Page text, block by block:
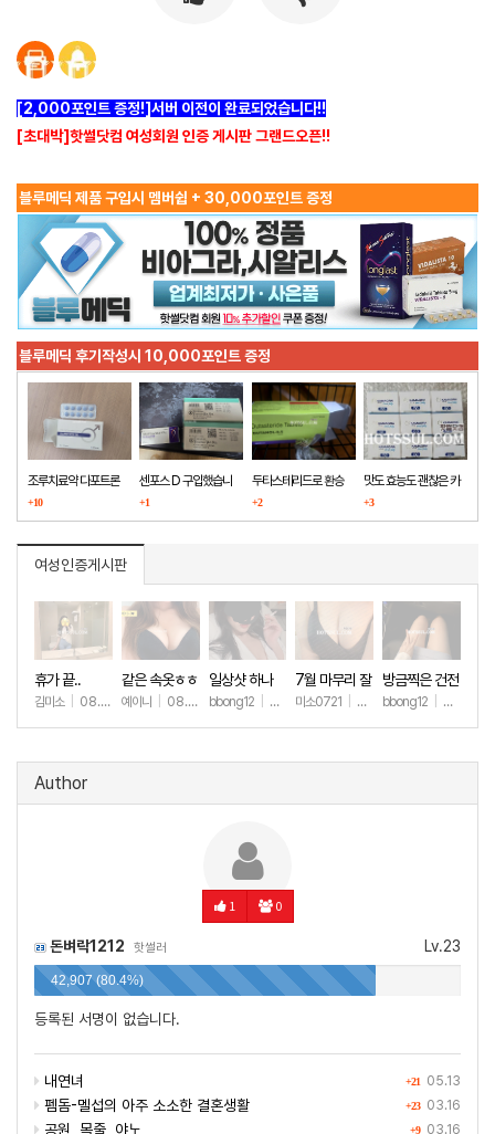
[2,000포인트 증정!]서버 이전이 완료되었습니다!!
[초대박]핫썰닷컴 여성회원 인증 게시판 그랜드오픈!!
블루메딕 제품 구입시 멤버쉽 + 30,000포인트 증정
블루메딕 후기작성시 10,000포인트 증정
조루치료약 다포트론
구매했습니다
+10
센포스 D 구입했습니
다
+1
두타스테리드로 환승
+2
맛도 효능도 괜찮은 카
마그라
+3
여성인증게시판
휴가 끝..
김미소 08.07 +169
같은 속옷ㅎㅎ
예이니 08.04 +68
일상샷 하나
bbong12 07.31+90
7월 마무리 잘
하세요🫶
미소0721 07.31+259
방금찍은 건전
한 일상샷
bbong12 07.28
Author
1 0
Lv.23
돈벼락1212 핫썰러
42,907 (80.4%)
등록된 서명이 없습니다.
+21 05.13
내연녀
+23 03.16
펨돔-멜섭의 아주 소소한 결혼생활
+9 03.16
공원, 목줄, 야노